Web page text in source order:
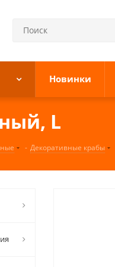
Новинки
L
- Декоративные крабы